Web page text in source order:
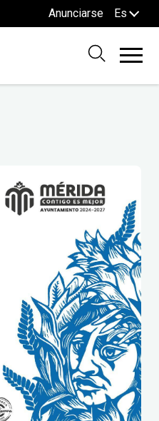
Anunciarse Es